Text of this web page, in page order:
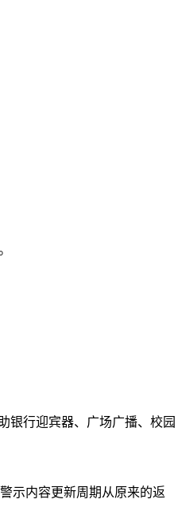
银行迎宾器、广场广播、校园
示内容更新周期从原来的返